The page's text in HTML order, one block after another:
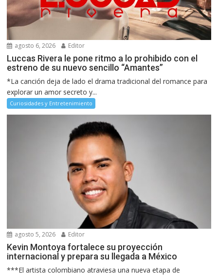
agosto 6, 2026 Editor
Luccas Rivera le pone ritmo a lo prohibido con el
estreno de su nuevo sencillo “Amantes”
*La canción deja de lado el drama tradicional del romance para
explorar un amor secreto y...
Curiosidades y Entretenimiento
agosto 5, 2026 Editor
Kevin Montoya fortalece su proyección
internacional y prepara su llegada a México
***El artista colombiano atraviesa una nueva etapa de